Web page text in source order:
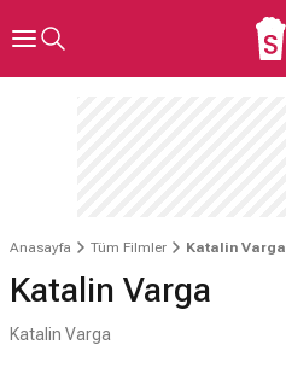
Anasayfa Tüm Filmler Katalin Varga
Katalin Varga
Katalin Varga